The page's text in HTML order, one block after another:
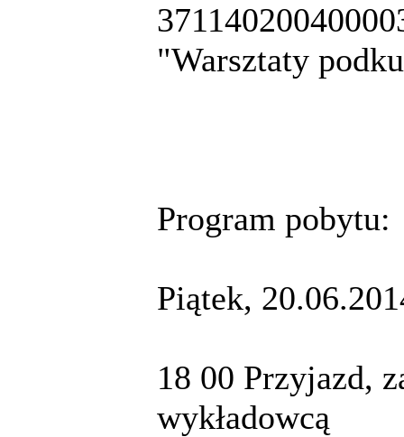
"Warsztaty
Program pobytu:
Piątek,
18 00 Przyjazd,
wykładowcą